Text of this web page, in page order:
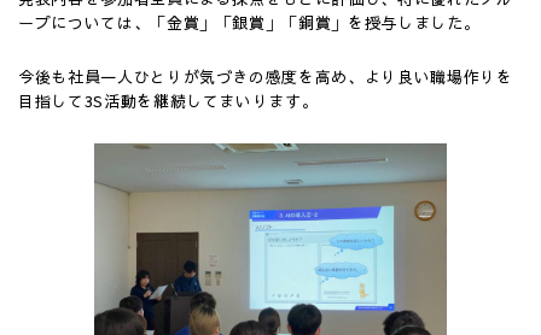
ープについては、「金賞」「銀賞」「銅賞」を授与しました。
今後も社員一人ひとりが気づきの感度を高め、より良い職場作りを
目指して3S活動を継続してまいります。